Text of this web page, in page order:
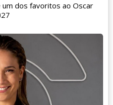
um dos favoritos ao Oscar